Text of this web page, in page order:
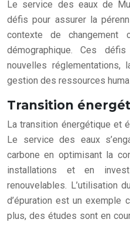
Le service des eaux de
défis pour assurer la
contexte de changement
démographique. Ces défis
nouvelles réglementations,
gestion des ressources
Transition
La transition énergétique et
Le service des eaux
carbone en optimisant la
installations et en
renouvelables. L’utilisation
d’épuration est un exemple
plus, des études sont en